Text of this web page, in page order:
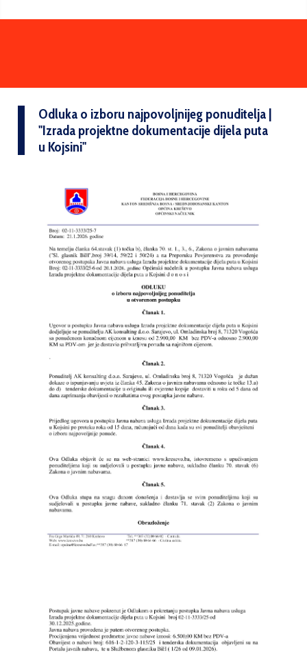
Odluka o izboru najpovoljnijeg ponuditelja |
''Izrada projektne dokumentacije dijela puta
u Kojsini''